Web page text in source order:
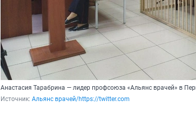
Анастасия Тарабрина — лидер профсоюза «Альянс врачей» в
Источник: Альянс врачей/https://twitter.com